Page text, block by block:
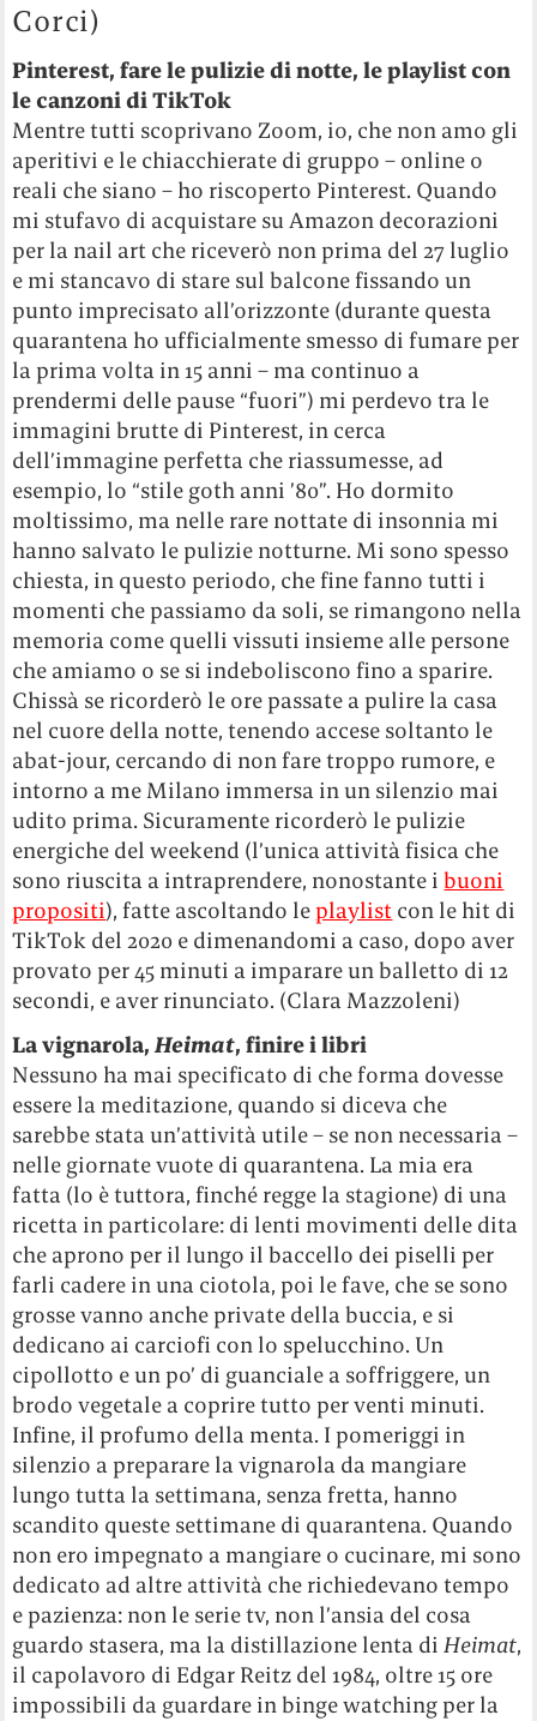
Corci)
Pinterest, fare le pulizie di notte, le playlist con
le canzoni di TikTok
Mentre tutti scoprivano Zoom, io, che non amo gli
aperitivi e le chiacchierate di gruppo – online o
reali che siano – ho riscoperto Pinterest. Quando
mi stufavo di acquistare su Amazon decorazioni
per la nail art che riceverò non prima del 27 luglio
e mi stancavo di stare sul balcone fissando un
punto imprecisato all’orizzonte (durante questa
quarantena ho ufficialmente smesso di fumare per
la prima volta in 15 anni – ma continuo a
prendermi delle pause “fuori”) mi perdevo tra le
immagini brutte di Pinterest, in cerca
dell’immagine perfetta che riassumesse, ad
esempio, lo “stile goth anni ’80”. Ho dormito
moltissimo, ma nelle rare nottate di insonnia mi
hanno salvato le pulizie notturne. Mi sono spesso
chiesta, in questo periodo, che fine fanno tutti i
momenti che passiamo da soli, se rimangono nella
memoria come quelli vissuti insieme alle persone
che amiamo o se si indeboliscono fino a sparire.
Chissà se ricorderò le ore passate a pulire la casa
nel cuore della notte, tenendo accese soltanto le
abat-jour, cercando di non fare troppo rumore, e
intorno a me Milano immersa in un silenzio mai
udito prima. Sicuramente ricorderò le pulizie
energiche del weekend (l’unica attività fisica che
sono riuscita a intraprendere, nonostante ibuoni
propositi), fatte ascoltando leplaylist con le hit di
TikTok del 2020 e dimenandomi a caso, dopo aver
provato per 45 minuti a imparare un balletto di 12
secondi, e aver rinunciato. (Clara Mazzoleni)
La vignarola,Heimat, finire i libri
Nessuno ha mai specificato di che forma dovesse
essere la meditazione, quando si diceva che
sarebbe stata un’attività utile – se non necessaria –
nelle giornate vuote di quarantena. La mia era
fatta (lo è tuttora, finché regge la stagione) di una
ricetta in particolare: di lenti movimenti delle dita
che aprono per il lungo il baccello dei piselli per
farli cadere in una ciotola, poi le fave, che se sono
grosse vanno anche private della buccia, e si
dedicano ai carciofi con lo spelucchino. Un
cipollotto e un po’ di guanciale a soffriggere, un
brodo vegetale a coprire tutto per venti minuti.
Infine, il profumo della menta. I pomeriggi in
silenzio a preparare la vignarola da mangiare
lungo tutta la settimana, senza fretta, hanno
scandito queste settimane di quarantena. Quando
non ero impegnato a mangiare o cucinare, mi sono
dedicato ad altre attività che richiedevano tempo
e pazienza: non le serie tv, non l’ansia del cosa
guardo stasera, ma la distillazione lenta diHeimat,
il capolavoro di Edgar Reitz del 1984, oltre 15 ore
impossibili da guardare in binge watching per la